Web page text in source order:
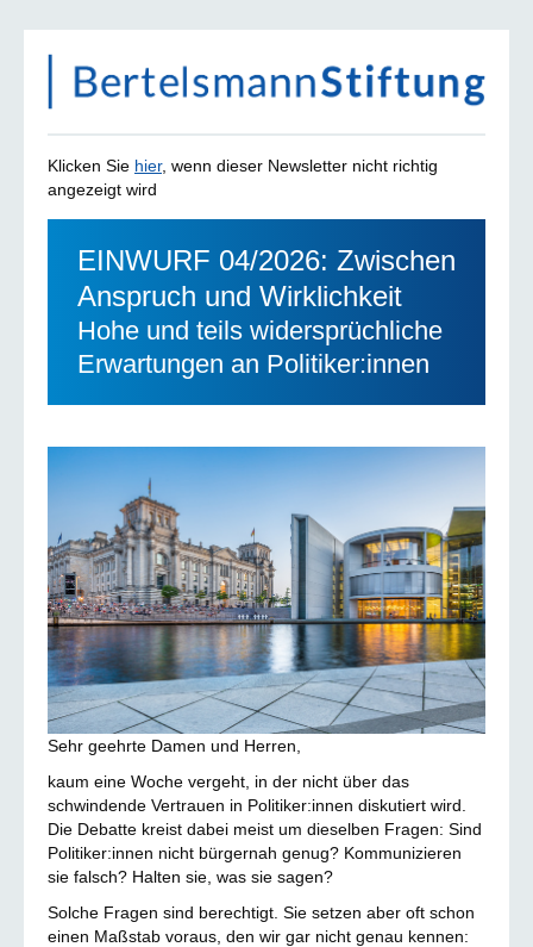
Klicken Sie hier, wenn dieser Newsletter nicht richtig
angezeigt wird
EINWURF 04/2026: Zwischen
Anspruch und Wirklichkeit
Hohe und teils widersprüchliche
Erwartungen an Politiker:innen
Sehr geehrte Damen und Herren,
kaum eine Woche vergeht, in der nicht über das
schwindende Vertrauen in Politiker:innen diskutiert wird.
Die Debatte kreist dabei meist um dieselben Fragen: Sind
Politiker:innen nicht bürgernah genug? Kommunizieren
sie falsch? Halten sie, was sie sagen?
Solche Fragen sind berechtigt. Sie setzen aber oft schon
einen Maßstab voraus, den wir gar nicht genau kennen: